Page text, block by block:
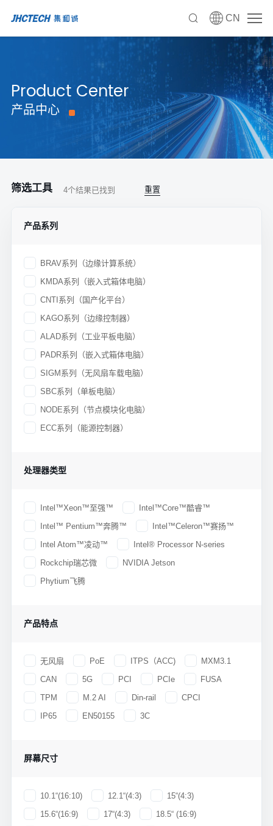
CN
Product Center
产品中心
筛选工具 4个结果已找到 重置
产品系列
BRAV系列（边缘计算系统）
KMDA系列（嵌入式箱体电脑）
CNTI系列（国产化平台）
KAGO系列（边缘控制器）
ALAD系列（工业平板电脑）
PADR系列（嵌入式箱体电脑）
SIGM系列（无风扇车载电脑）
SBC系列（单板电脑）
NODE系列（节点模块化电脑）
ECC系列（能源控制器）
处理器类型
Intel™Xeon™至强™
Intel™Core™酷睿™
Intel™ Pentium™奔腾™
Intel™Celeron™赛扬™
Intel Atom™凌动™
Intel® Processor N-series
Rockchip瑞芯微
NVIDIA Jetson
Phytium飞腾
产品特点
无风扇 PoE ITPS（ACC)
MXM3.1
CAN
5G PCI PCIe
FUSA
TPM
M.2 AI Din-rail
CPCI
IP65
EN50155 3C
屏幕尺寸
10.1“(16:10) 12.1“(4:3)
15“(4:3)
15.6“(16:9)
17“(4:3)
18.5“ (16:9)